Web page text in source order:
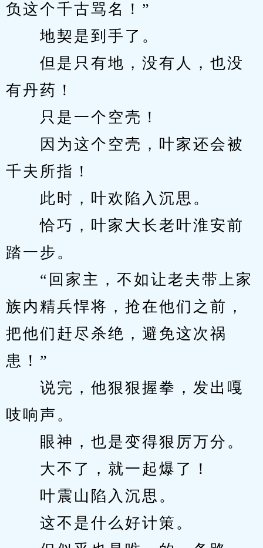
负这个千古骂名！”
地契是到手了。
但是只有地，没有人，也没
有丹药！
只是一个空壳！
因为这个空壳，叶家还会被
千夫所指！
此时，叶欢陷入沉思。
恰巧，叶家大长老叶淮安前
踏一步。
“回家主，不如让老夫带上家
族内精兵悍将，抢在他们之前，
把他们赶尽杀绝，避免这次祸
患！”
说完，他狠狠握拳，发出嘎
吱响声。
眼神，也是变得狠厉万分。
大不了，就一起爆了！
叶震山陷入沉思。
这不是什么好计策。